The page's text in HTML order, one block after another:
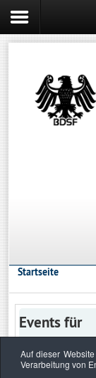
Startseite
Events für
Auf dieser
Verarbeitung von